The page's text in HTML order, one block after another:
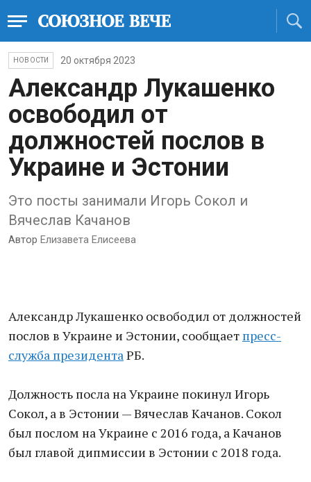
НОВОСТИ 20 октября 2023
Александр Лукашенко
освободил от
должностей послов в
Украине и Эстонии
Это посты занимали Игорь Сокол и
Вячеслав Качанов
Автор Елизавета Елисеева
Александр Лукашенко освободил от должностей
послов в Украине и Эстонии, сообщает пресс-
служба президентаРБ.
Должность посла на Украине покинул Игорь
Сокол, а в Эстонии — Вячеслав Качанов. Сокол
был послом на Украине с 2016 года, а Качанов
был главой дипмиссии в Эстонии с 2018 года.